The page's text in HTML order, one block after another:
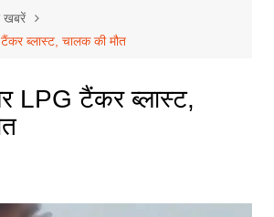
खबरें
ब्लास्ट, चालक की मौत
LPG टैंकर ब्लास्ट,